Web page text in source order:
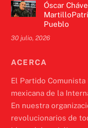
Óscar
Pueblo
30 julio, 2026
ACERCA
El Partido
mexicana de la
En nuestra
revolucionarios de